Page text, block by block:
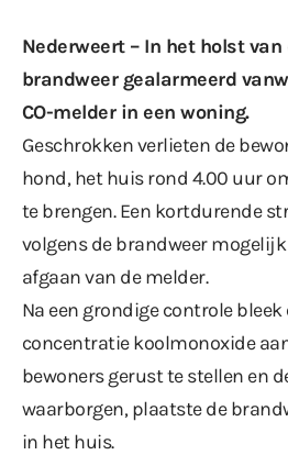
Nederweert – In het holst
brandweer gealarmeerd
CO-melder in een woning.
Geschrokken verlieten de
hond, het huis rond 4.00 uur
te brengen. Een kortdurende
volgens de brandweer
afgaan van de melder.
Na een grondige controle
concentratie koolmonoxide
bewoners gerust te stellen en
waarborgen, plaatste de
in het huis.